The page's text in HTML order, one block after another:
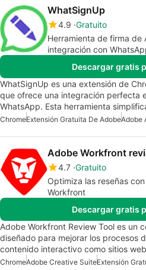
WhatSignUp
4.9 Gratuito
Herramienta de firma
integración con
Descargar gratis
WhatSignUp es una extensión de
que ofrece una integración perfecta
WhatsApp. Esta herramienta
ChromeExtensión Gratuita De AdobeAdobe
Adobe Workfront
4.7 Gratuito
Optimiza las reseñas
Workfront
Descargar gratis
Adobe Workfront Review Tool es un
diseñado para mejorar los procesos
contenido interactivo como sitios
ChromeAdobe Creative SuiteExtensión